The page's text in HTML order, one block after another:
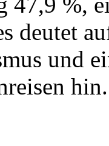
deutet
und
hin.